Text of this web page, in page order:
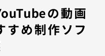
の動画
すめ制作ソフ